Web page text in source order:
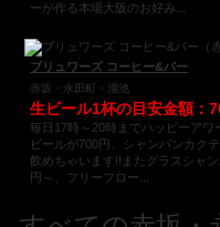
ーが作る本場大阪のお好み...
ブリュワーズ コーヒー&バー
赤坂・永田町・溜池
生ビール1杯の目安金額：
毎日17時～20時までハッピーアワ
ビールが700円、シャンパンカク
飲めちゃいます!!またグラスシャ
円～、フリーフロー...